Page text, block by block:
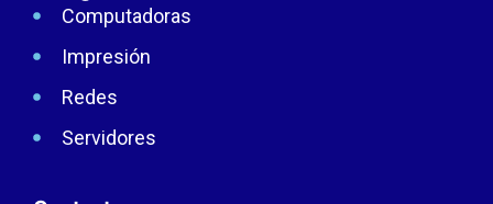
Computadoras
Impresión
Redes
Servidores